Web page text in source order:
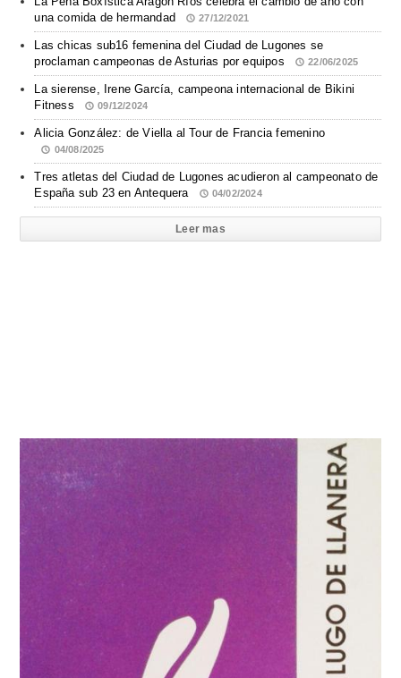
una comida de hermandad
27/12/2021
Las chicas sub16 femenina del Ciudad de Lugones se
proclaman campeonas de Asturias por equipos
22/06/2025
La sierense, Irene García, campeona internacional de Bikini
Fitness
09/12/2024
Alicia González: de Viella al Tour de Francia femenino
04/08/2025
Tres atletas del Ciudad de Lugones acudieron al campeonato de
España sub 23 en Antequera
04/02/2024
Leer mas